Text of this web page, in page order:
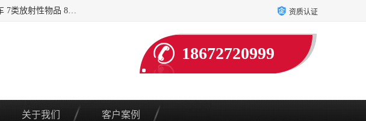
提供1——9类危险品运输车辆： 1类炸药雷管车 2类易燃气瓶车 3类易燃液体车 4类易燃固体车 6类毒性运输车 7类放射性物品 8类腐蚀性物品 9类杂项类物品 各类底盘，品种齐全。厂家直供，品质保证。 公告品种环保齐全，上牌无忧。 全国可送货上门，可分期，可*，可包牌。 详情可咨询: *（微信同号） 资质认证
18672720999
关于我们 客户案例